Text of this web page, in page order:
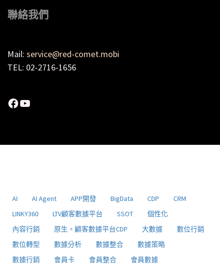
聯絡我們
Mail: service@red-comet.mobi
TEL: 02-2716-1656
Facebook
YouTube
AI AI Agent APP開發 BigData CDP
CRM
LINKY360
LTV顧客數據平台 SSOT
個性化
內容行銷
原生。顧客數據平台CDP 大數據
數位行銷
數位轉型
數據分析 數據整合
數據策略
數據行銷
會員卡 會員整合 會員數據